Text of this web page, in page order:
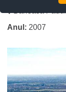
Anul: 2007